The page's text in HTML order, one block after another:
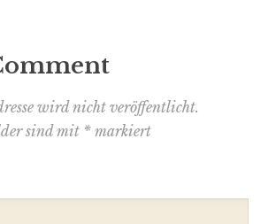
wird nicht veröffentlicht.
sind mit *markiert